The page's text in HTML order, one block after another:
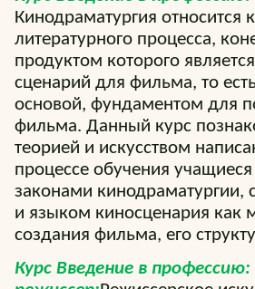
Кинодраматургия относится
литературного процесса,
продуктом которого
сценарий для фильма, то
основой, фундаментом для
фильма. Данный курс
теорией и искусством
процессе обучения
законами кинодраматургии,
и языком киносценария как
создания фильма, его
Курс Введение в профессию: